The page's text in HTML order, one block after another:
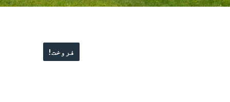
فروخت!